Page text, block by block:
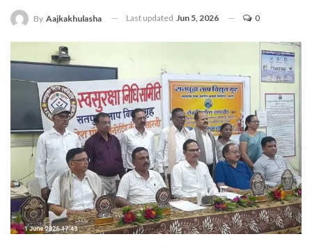
By Aajkakhulasha Last updated Jun 5, 2026 0